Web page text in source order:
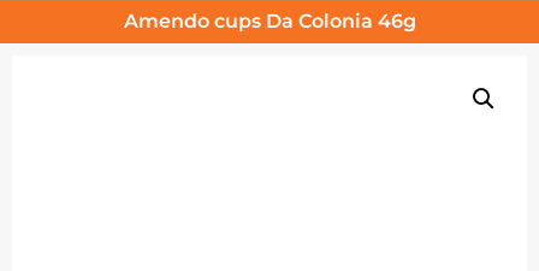
Amendo cups Da Colonia 46g